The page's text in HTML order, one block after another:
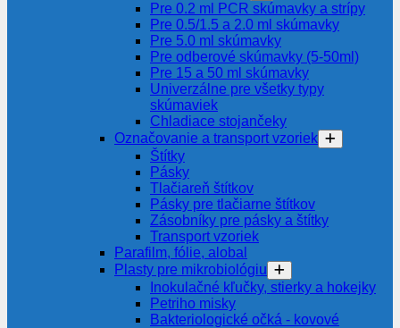
Pre 0.2 ml PCR skúmavky a strípy
Pre 0.5/1.5 a 2.0 ml skúmavky
Pre 5.0 ml skúmavky
Pre odberové skúmavky (5-50ml)
Pre 15 a 50 ml skúmavky
Univerzálne pre všetky typy
skúmaviek
Chladiace stojančeky
Označovanie a transport vzoriek
Štítky
Pásky
Tlačiareň štítkov
Pásky pre tlačiarne štítkov
Zásobníky pre pásky a štítky
Transport vzoriek
Parafilm, fólie, alobal
Plasty pre mikrobiológiu
Inokulačné kľučky, stierky a hokejky
Petriho misky
Bakteriologické očká - kovové